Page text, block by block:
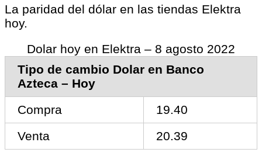
La paridad del dólar en las tiendas Elektra
hoy.
Dolar hoy en Elektra – 8 agosto 2022
Tipo de cambio Dolar en Banco
Azteca – Hoy
Compra
19.40
Venta
20.39